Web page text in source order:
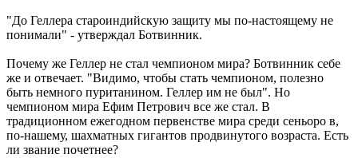
"До Геллера староиндийскую защиту мы по-настоящему не
понимали" - утверждал Ботвинник.
Почему же Геллер не стал чемпионом мира? Ботвинник себе
же и отвечает. "Видимо, чтобы стать чемпионом, полезно
быть немного пуританином. Геллер им не был". Но
чемпионом мира Ефим Петрович все же стал. В
традиционном ежегодном первенстве мира среди сеньоро в,
по-нашему, шахматных гигантов продвинутого возраста. Есть
ли звание почетнее?